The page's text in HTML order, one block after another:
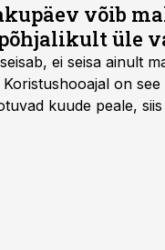
võib
üle
ei seisa ainult
Koristushooajal on
kuude peale,